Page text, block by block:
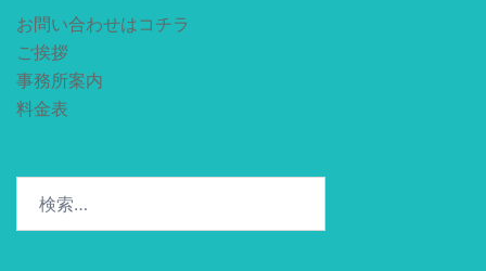
お問い合わせはコチラ
ご挨拶
事務所案内
料金表